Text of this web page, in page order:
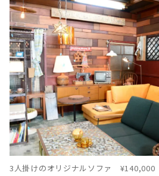
3人掛けのオリジナルソファ ¥140,000